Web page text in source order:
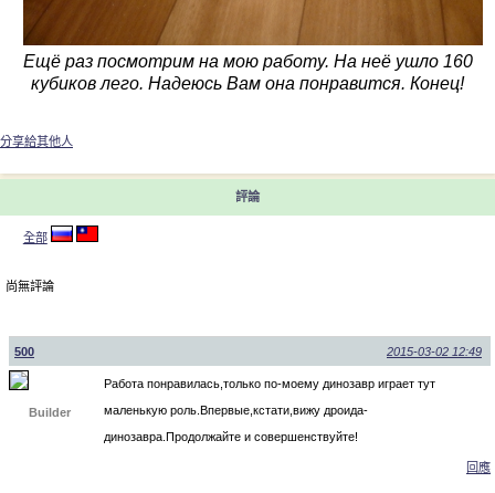
Ещё раз посмотрим на мою работу. На неё ушло 160
кубиков лего. Надеюсь Вам она понравится. Конец!
分享給其他人
評論
全部
尚無評論
500 2015-03-02 12:49
Builder
Работа понравилась,только по-моему динозавр играет тут
маленькую роль.Впервые,кстати,вижу дроида-
динозавра.Продолжайте и совершенствуйте!
回應